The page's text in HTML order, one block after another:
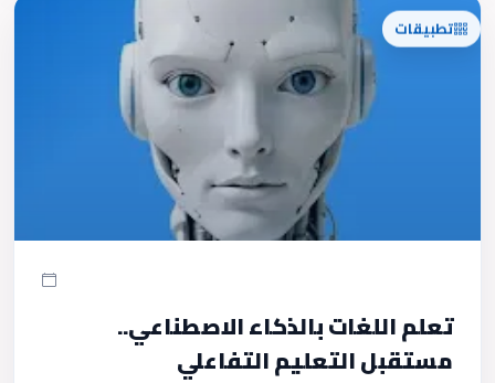
تطبيقات
تعلم اللغات بالذكاء الاصطناعي..
مستقبل التعليم التفاعلي